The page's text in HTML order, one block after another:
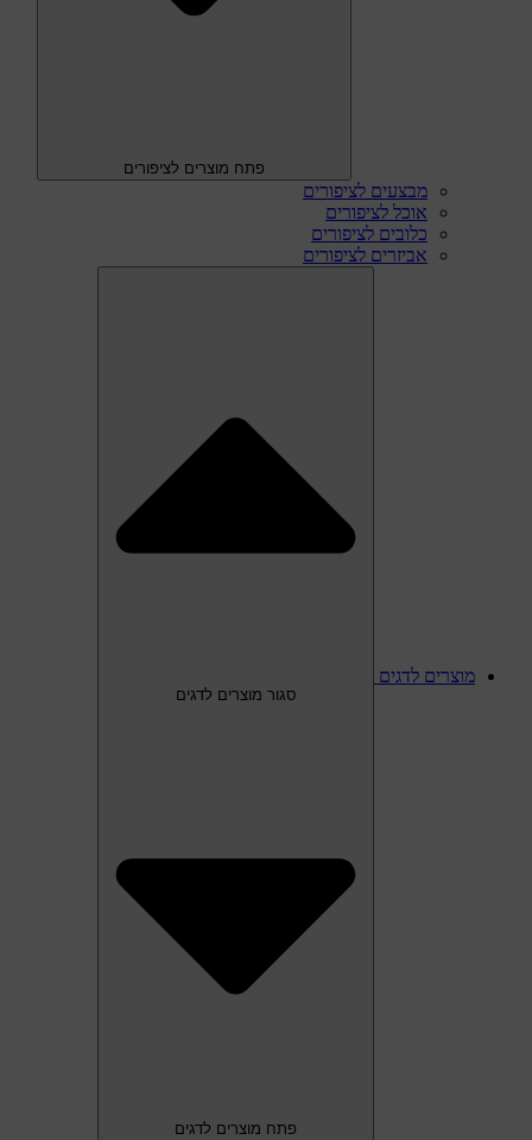
פתח מוצרים לציפורים
מבצעים לציפורים
אוכל לציפורים
כלובים לציפורים
אביזרים לציפורים
מוצרים לדגים
סגור מוצרים לדגים
פתח מוצרים לדגים